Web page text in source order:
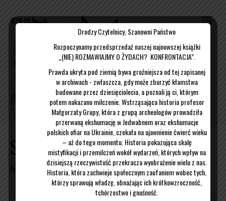
Spotkanie Kraków
Przez Wojciech Sumliński|06/11/2017
Drodzy Czytelnicy, Szanowni Państwo
Rozpoczynamy przedsprzedaż naszej najnowszej książki
„(NIE) ROZMAWIAJMY O ŻYDACH? KONFRONTACJA”.
Prawda ukryta pod ziemią bywa groźniejsza od tej zapisanej
w archiwach - zwłaszcza, gdy może zburzyć kłamstwa
budowane przez dziesięciolecia, a poznali ją ci, którym
potem nakazano milczenie. Wstrząsająca historia profesor
Małgorzaty Grupy, która z grupą archeologów prowadziła
przerwaną ekshumację w Jedwabnem oraz ekshumacje
polskich ofiar na Ukrainie, czekała na ujawnienie ćwierć wieku
– aż do tego momentu. Historia pokazująca skalę
mistyfikacji i przemilczeń wokół wydarzeń, których wpływ na
dzisiejszą rzeczywistość przekracza wyobrażenie wielu z nas.
Historia, która zachwieje społecznym zaufaniem wobec tych,
którzy sprawują władzę, obnażając ich krótkowzroczność,
tchórzostwo i gnuśność.